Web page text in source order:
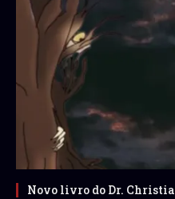
Novo livro do Dr.